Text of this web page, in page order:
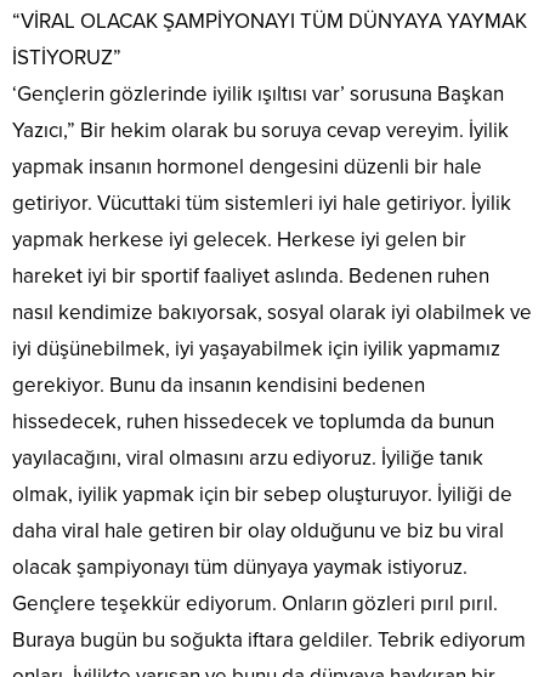
“VİRAL OLACAK ŞAMPİYONAYI TÜM DÜNYAYA YAYMAK
İSTİYORUZ”
‘Gençlerin gözlerinde iyilik ışıltısı var’ sorusuna Başkan
Yazıcı,” Bir hekim olarak bu soruya cevap vereyim. İyilik
yapmak insanın hormonel dengesini düzenli bir hale
getiriyor. Vücuttaki tüm sistemleri iyi hale getiriyor. İyilik
yapmak herkese iyi gelecek. Herkese iyi gelen bir
hareket iyi bir sportif faaliyet aslında. Bedenen ruhen
nasıl kendimize bakıyorsak, sosyal olarak iyi olabilmek ve
iyi düşünebilmek, iyi yaşayabilmek için iyilik yapmamız
gerekiyor. Bunu da insanın kendisini bedenen
hissedecek, ruhen hissedecek ve toplumda da bunun
yayılacağını, viral olmasını arzu ediyoruz. İyiliğe tanık
olmak, iyilik yapmak için bir sebep oluşturuyor. İyiliği de
daha viral hale getiren bir olay olduğunu ve biz bu viral
olacak şampiyonayı tüm dünyaya yaymak istiyoruz.
Gençlere teşekkür ediyorum. Onların gözleri pırıl pırıl.
Buraya bugün bu soğukta iftara geldiler. Tebrik ediyorum